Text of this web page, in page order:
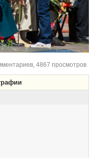
4867 просмотров